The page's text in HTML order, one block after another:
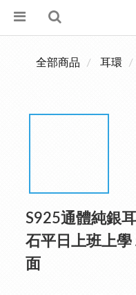
全部商品 耳環
S925通體純銀
石平日上班上學
面